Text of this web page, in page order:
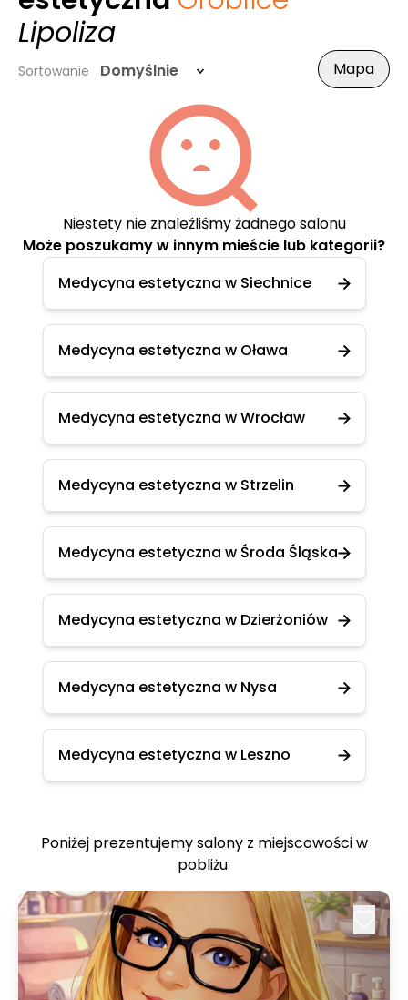
Lipoliza
Sortowanie Domyślnie Mapa
Niestety nie znaleźliśmy żadnego salonu
Może poszukamy w innym mieście lub kategorii?
Medycyna estetyczna w Siechnice
Medycyna estetyczna w Oława
Medycyna estetyczna w Wrocław
Medycyna estetyczna w Strzelin
Medycyna estetyczna w Środa Śląska
Medycyna estetyczna w Dzierżoniów
Medycyna estetyczna w Nysa
Medycyna estetyczna w Leszno
Poniżej prezentujemy salony z miejscowości w
pobliżu: